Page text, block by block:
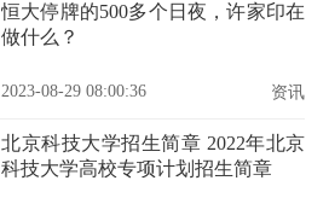
恒大停牌的500多个日夜，许家印在
做什么？
2023-08-29 08:00:36 资讯
北京科技大学招生简章 2022年北京
科技大学高校专项计划招生简章